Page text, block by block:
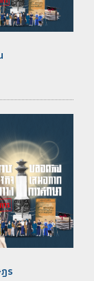
ร